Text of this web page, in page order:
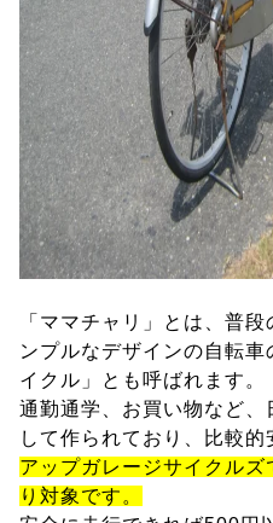
「ママチャリ」とは、普
ンプルなデザインの自転
イクル」とも呼ばれます。
通勤通学、お買い物など、
して作られており、比較的
アップガレージサイクル
り対象です。